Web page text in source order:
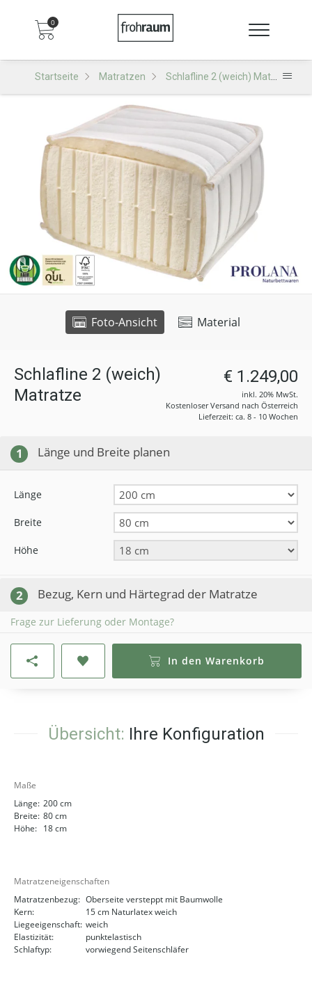
0
Startseite Matratzen Schlafline 2 (weich) Matratze
Foto-Ansicht Material
Schlafline 2 (weich)
Matratze
€ 1.249,00
inkl. 20% MwSt.
Kostenloser Versand nach Österreich
Lieferzeit: ca. 8 - 10 Wochen
1 Länge und Breite planen
Länge
Breite
Höhe
2 Bezug, Kern und Härtegrad der Matratze
Frage zur Lieferung oder Montage?
In den Warenkorb
Übersicht: Ihre Konfiguration
Maße
Länge: 200 cm
Breite: 80 cm
Höhe: 18 cm
Matratzeneigenschaften
Matratzenbezug: Oberseite versteppt mit Baumwolle
Kern:
15 cm Naturlatex weich
Liegeeigenschaft: weich
Elastizität:
punktelastisch
Schlaftyp:
vorwiegend Seitenschläfer